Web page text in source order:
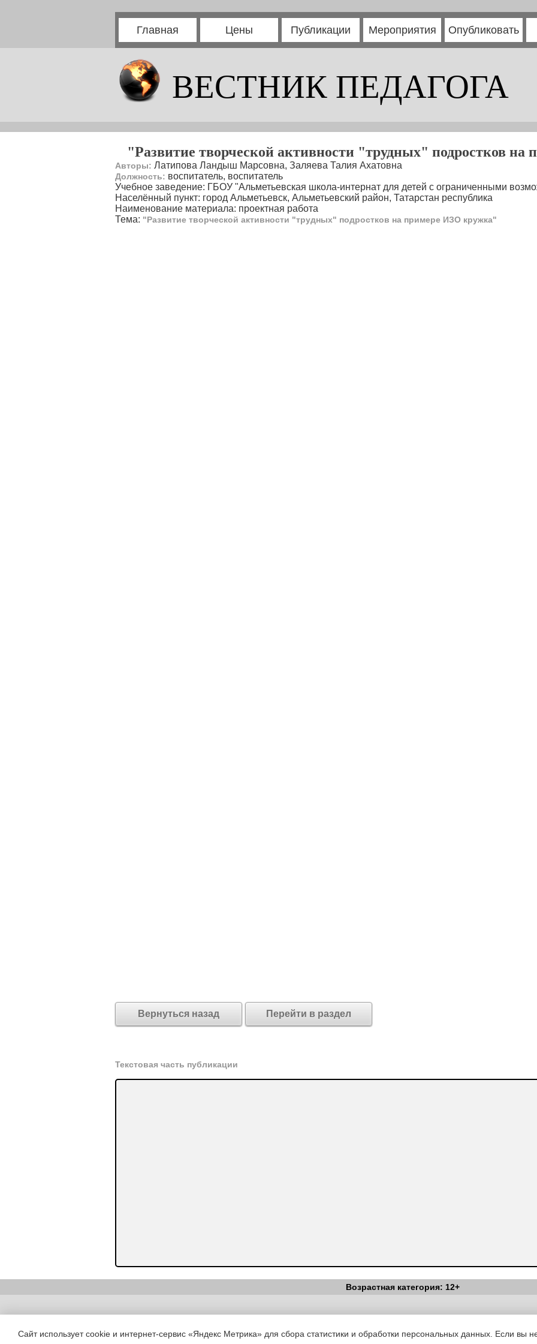
Главная Цены Публикации Мероприятия Опубликовать
ВЕСТНИК ПЕДАГОГА
"Развитие творческой активности "трудных" подростков
Авторы: Латипова Ландыш Марсовна, Заляева Талия Ахатовна
Должность: воспитатель, воспитатель
Учебное заведение: ГБОУ "Альметьевская школа-интернат для детей с ограниченными
Населённый пункт: город Альметьевск, Альметьевский район, Татарстан республика
Наименование материала: проектная работа
Тема: "Развитие творческой активности "трудных" подростков на примере ИЗО кружка"
Вернуться назад Перейти в раздел
Текстовая часть публикации
Возрастная категория: 12+
Copyright (c) |Вестник Педагога|Об издании|Условия|Политика
Сайт использует cookie и интернет-сервис «Яндекс Метрика» для сбора статистики и обработки персональных данных. Если вы